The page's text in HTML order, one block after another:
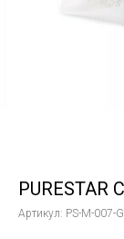
PURESTAR
Артикул: PS-M-007-